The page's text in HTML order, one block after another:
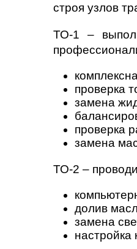
строя узлов
ТО-1 –
проверка
замена
проверка
замена
ТО-2 –
долив
замена